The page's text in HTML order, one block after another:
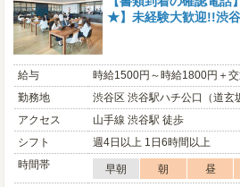
★】未経験大歓迎!!渋
給与
時給1500円～時給1800円＋
勤務地
渋谷区 渋谷駅ハチ公口（道玄
アクセス
山手線 渋谷駅 徒歩
シフト
週4日以上 1日6時間以上
時間帯
早朝 朝 昼